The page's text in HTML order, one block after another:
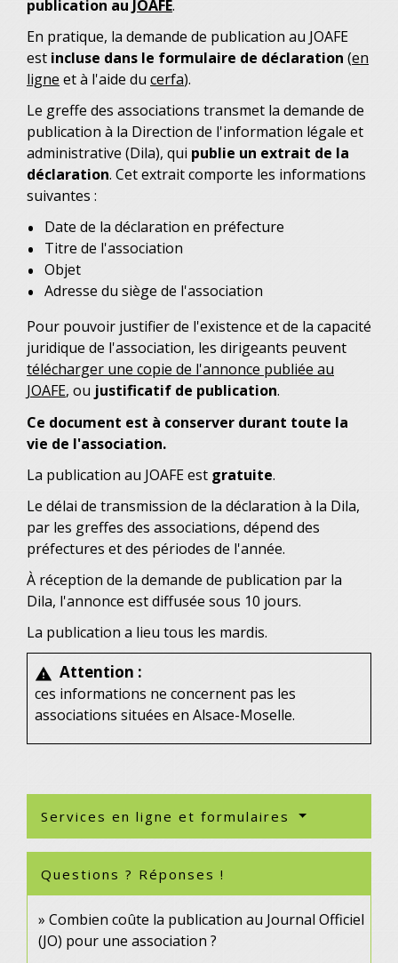
publication au JOAFE.
En pratique, la demande de publication au JOAFE
est incluse dans le formulaire de déclaration (en
ligne et à l'aide du cerfa).
Le greffe des associations transmet la demande de
publication à la Direction de l'information légale et
administrative (Dila), qui publie un extrait de la
déclaration. Cet extrait comporte les informations
suivantes :
Date de la déclaration en préfecture
Titre de l'association
Objet
Adresse du siège de l'association
Pour pouvoir justifier de l'existence et de la capacité
juridique de l'association, les dirigeants peuvent
télécharger une copie de l'annonce publiée au
JOAFE, ou justificatif de publication.
Ce document est à conserver durant toute la
vie de l'association.
La publication au JOAFE est gratuite.
Le délai de transmission de la déclaration à la Dila,
par les greffes des associations, dépend des
préfectures et des périodes de l'année.
À réception de la demande de publication par la
Dila, l'annonce est diffusée sous 10 jours.
La publication a lieu tous les mardis.
warning Attention :
ces informations ne concernent pas les
associations situées en Alsace-Moselle.
Services en ligne et formulaires
Questions ? Réponses !
Combien coûte la publication au Journal Officiel
(JO) pour une association ?